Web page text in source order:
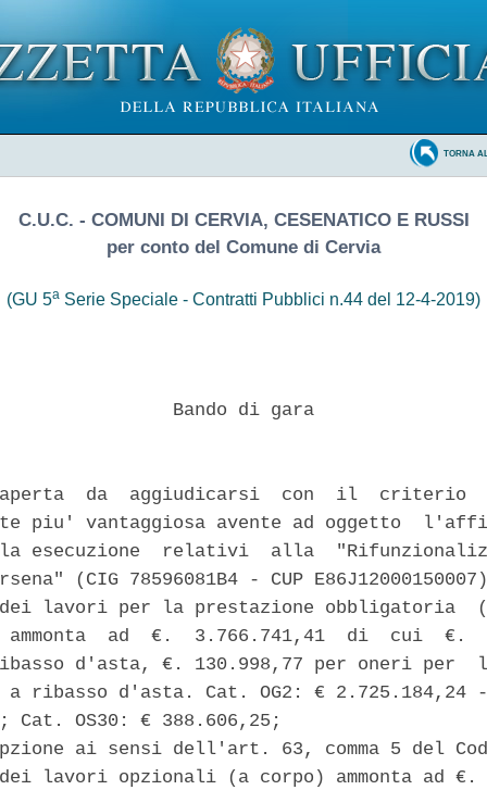
TORNA
C.U.C. - COMUNI DI CERVIA, CESENATICO E RUSSI
per conto del Comune di Cervia
(GU 5a Serie Speciale - Contratti Pubblici n.44 del 12-4-2019)
Bando di gara
da  aggiudicarsi  con  il  criterio
piu' vantaggiosa avente ad oggetto
esecuzione  relativi  alla
(CIG 78596081B4 - CUP
lavori per la prestazione obbligatoria
ammonta  ad  €.  3.766.741,41  di  cui  €.
d'asta, €. 130.998,77 per oneri per
a ribasso d'asta. Cat. OG2: € 2.725.184,24
Cat. OS30: € 388.606,25;
ai sensi dell'art. 63, comma 5 del
dei lavori opzionali (a corpo) ammonta ad €.